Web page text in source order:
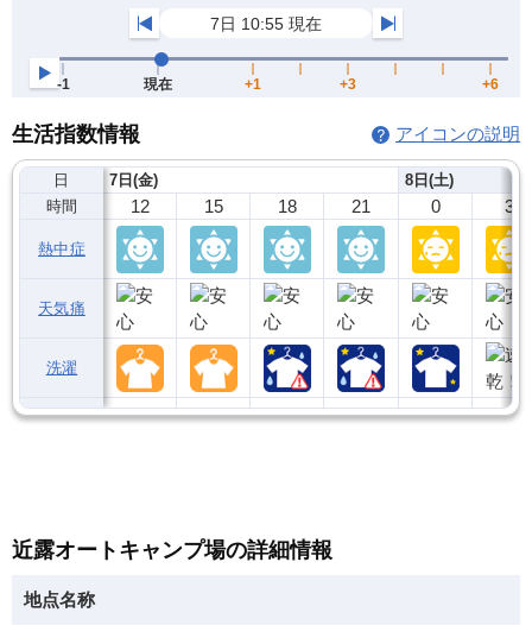
生活指数情報 アイコンの説明
日
時間
熱中症
天気痛
洗濯
7日(金)
12 15 18 21
8日(土)
0 3
近露オートキャンプ場の詳細情報
地点名称